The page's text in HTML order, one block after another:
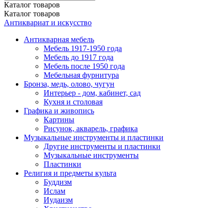
Каталог товаров
Каталог товаров
Антиквариат и искусство
Антикварная мебель
Мебель 1917-1950 года
Мебель до 1917 года
Мебель после 1950 года
Мебельная фурнитура
Бронза, медь, олово, чугун
Интерьер - дом, кабинет, сад
Кухня и столовая
Графика и живопись
Картины
Рисунок, акварель, графика
Музыкальные инструменты и пластинки
Другие инструменты и пластинки
Музыкальные инструменты
Пластинки
Религия и предметы культа
Буддизм
Ислам
Иудаизм